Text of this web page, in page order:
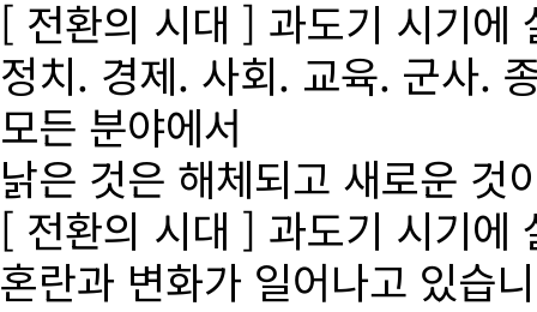
[ 전환의 시대 ] 과도기 시기에
정치. 경제. 사회. 교육. 군사.
모든 분야에서
낡은 것은 해체되고 새로운 것
[ 전환의 시대 ] 과도기 시기에
혼란과 변화가 일어나고 있습